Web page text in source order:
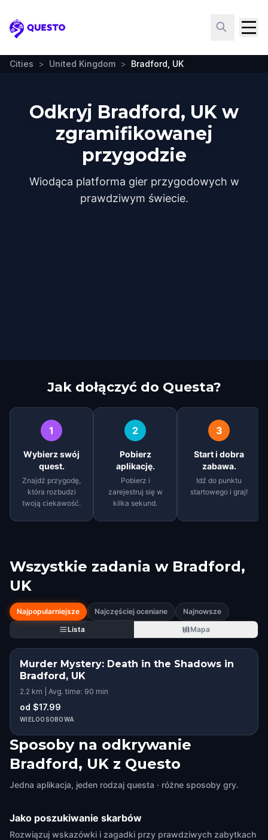
Questo
Cities > United Kingdom > Bradford, UK
Odkryj Bradford, UK w
zgramifikowanej
przygodzie
Wiodąca platforma gier przygodowych w
prawdziwym świecie.
Jak dołączyć do Questa?
1
Wybierz swój
quest.
Znajdź przygodę,
która rozbudzi
twoją ciekawość.
2
Pobierz
aplikację.
Pobierz i
zarejestruj się w
kilka sekund.
3
Start i dobra
zabawa.
Idź do punktu
startowego i graj!
Wszystkie zadania w Bradford,
UK
Najpopularniejsze Najczęściej oceniane
Najnowsze
Lista
Mapa
Murder Mystery: Death in the Shadows in
Bradford, UK
2.2 km | Avg. time: 90 min
od $17.99
WIELOOSOBOWA
Sposoby na odkrywanie
Bradford, UK z Questo
Jedna aplikacja, jeden rodzaj questa · różne sposoby gry.
Jako poszukiwanie skarbów
Rozwiązuj wskazówki i zagadki przy prawdziwych zabytkach